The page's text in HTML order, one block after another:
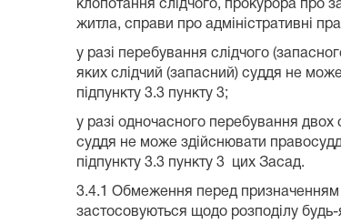
клопотання слідчого, прокурора про
житла, справи про адміністративні
у разі перебування слідчого
яких слідчий (запасний) суддя не
підпункту 3.3 пункту 3;
у разі одночасного перебування двох
суддя не може здійснювати
підпункту 3.3 пункту 3 цих Засад.
3.4.1 Обмеження перед призначенням
застосовуються щодо розподілу